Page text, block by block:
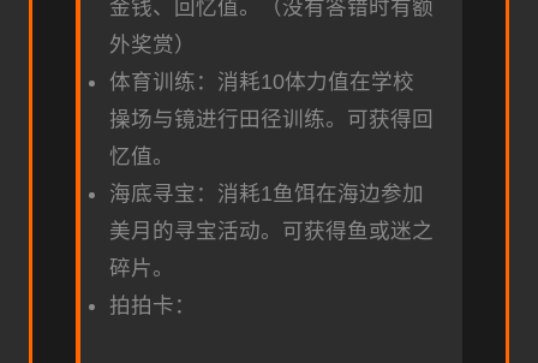
金钱、回忆值。（没有答错时有额
外奖赏）
体育训练：消耗10体力值在学校
操场与镜进行田径训练。可获得回
忆值。
海底寻宝：消耗1鱼饵在海边参加
美月的寻宝活动。可获得鱼或迷之
碎片。
拍拍卡：